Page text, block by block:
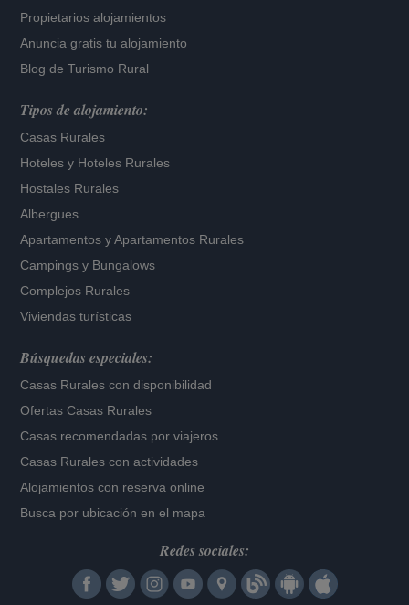
Propietarios alojamientos
Anuncia gratis tu alojamiento
Blog de Turismo Rural
Tipos de alojamiento:
Casas Rurales
Hoteles y Hoteles Rurales
Hostales Rurales
Albergues
Apartamentos yApartamentos Rurales
Campings y Bungalows
Complejos Rurales
Viviendas turísticas
Búsquedas especiales:
Casas Rurales con disponibilidad
Ofertas Casas Rurales
Casas recomendadas por viajeros
Casas Rurales con actividades
Alojamientos con reserva online
Busca por ubicación en el mapa
Redes sociales: